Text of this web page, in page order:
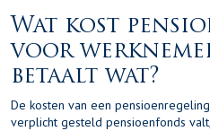
Wat kost
voor
betaalt wat?
De kosten van een
verplicht gesteld pensioenfonds